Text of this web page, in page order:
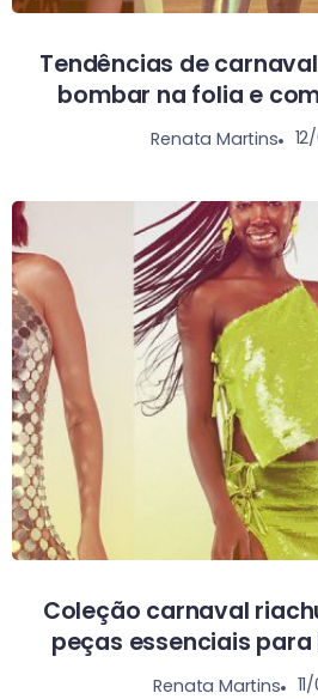
Tendências de
bombar na folia e
Renata Martins
Coleção carnaval
peças essenciais
Renata Martins